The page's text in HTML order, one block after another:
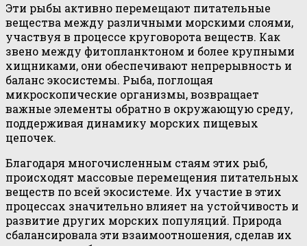
Эти рыбы активно перемещают питательные
вещества между различными морскими слоями,
участвуя в процессе круговорота веществ. Как
звено между фитопланктоном и более крупными
хищниками, они обеспечивают непрерывность и
баланс экосистемы. Рыба, поглощая
микроскопические организмы, возвращает
важные элементы обратно в окружающую среду,
поддерживая динамику морских пищевых
цепочек.
Благодаря многочисленным стаям этих рыб,
происходят массовые перемещения питательных
веществ по всей экосистеме. Их участие в этих
процессах значительно влияет на устойчивость и
развитие других морских популяций. Природа
сбалансировала эти взаимоотношения, сделав их